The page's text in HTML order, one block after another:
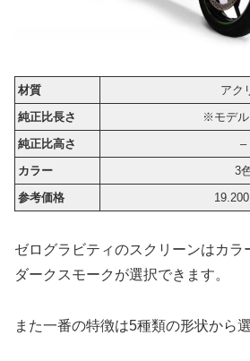
材質
アク
純正比長さ
※モデル
純正比高さ
–
カラー
3
参考価格
ゼログラビティのスクリーンはカラ
ダークスモークが選択できます。
また一番の特徴は5種類の形状から